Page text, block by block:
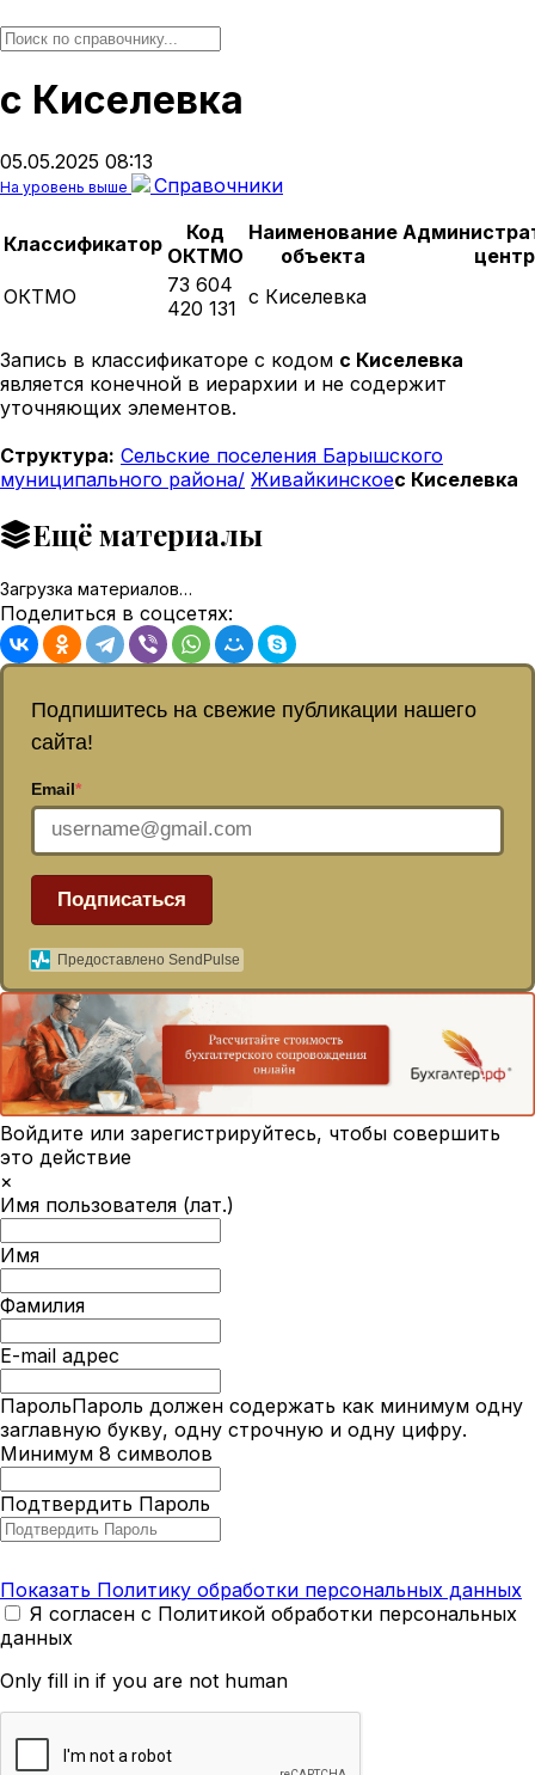
с Киселевка
05.05.2025 08:13
На уровень выше Справочники
Классификатор
Код
ОКТМО
Наименование
объекта
центр
ОКТМО
73 604
420 131 с Киселевка
Запись в классификаторе с кодом с Киселевка
является конечной в иерархии и не содержит
уточняющих элементов.
Структура: Сельские поселения Барышского
муниципального района/ Живайкинскоес Киселевка
Ещё материалы
Загрузка материалов…
Поделиться в соцсетях:
Подпишитесь на свежие публикации нашего
сайта!
Email*
Подписаться
Предоставлено SendPulse
Войдите или зарегистрируйтесь, чтобы совершить
это действие
×
Имя пользователя (лат.)
Имя
Фамилия
E-mail адрес
ПарольПароль должен содержать как минимум одну
заглавную букву, одну строчную и одну цифру.
Минимум 8 символов
Подтвердить Пароль
Показать Политику обработки персональных данных
Я согласен с Политикой обработки персональных
данных
Only fill in if you are not human